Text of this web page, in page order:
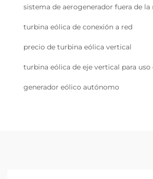
sistema de aerogenerador fuera de la
turbina eólica de conexión a red
precio de turbina eólica vertical
turbina eólica de eje vertical para
generador eólico autónomo